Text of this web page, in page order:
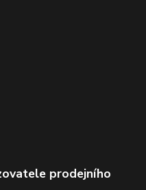
prodejního